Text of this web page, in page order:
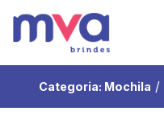
Categoria: Mochila /